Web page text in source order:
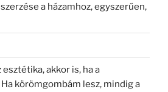
a házamhoz, egyszerűen,
akkor is, ha a
körömgombám lesz, mindig a